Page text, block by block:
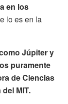
en los
lo es en la
Júpiter y
puramente
de Ciencias
MIT.